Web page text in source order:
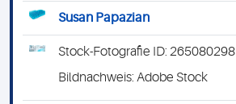
Susan Papazian
Stock-Fotografie ID: 265080298
Bildnachweis: Adobe Stock